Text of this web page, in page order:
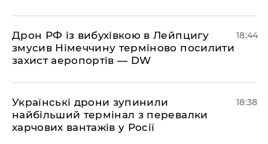
​Дрон РФ із вибухівкою в Лейпцигу
змусив Німеччину терміново посилити
захист аеропортів — DW
18:44
​Українські дрони зупинили
найбільший термінал з перевалки
харчових вантажів у Росії
18:38